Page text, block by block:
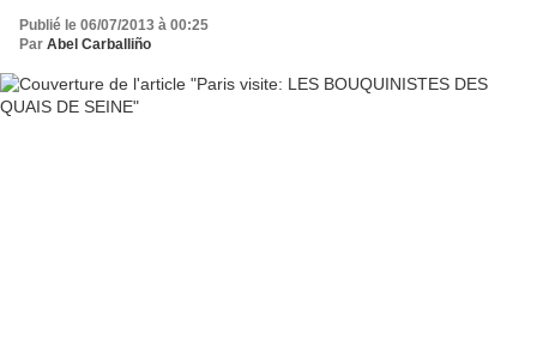
Publié le 06/07/2013 à 00:25
Par Abel Carballiño